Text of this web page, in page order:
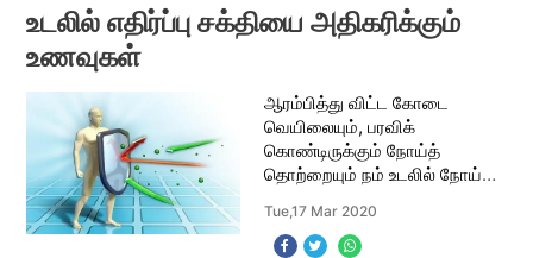
தெம்பாகவும் உண
உடலில் எதிர்ப்பு சக்தியை அதிகரிக்கும்
உணவுகள்
ஆரம்பித்து விட்ட கோடை
வெயிலையும், பரவிக்
கொண்டிருக்கும் நோய்த்
தொற்றையும் நம் உடலில் நோய்
எளிதாக விரட்டியடிக்கலாம்.
உடலின் எதிர்ப்பு சக்தி
Tue,17 Mar 2020